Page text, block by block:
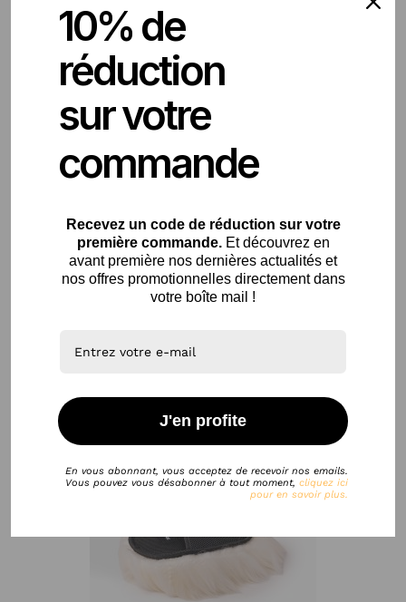
Shampoing Dégraissant &...
9,90 €
Nos clients ont également acheté
favorite_border
10% de
réduction
sur votre
commande
Recevez un code deréduction sur votre
première commande.Et découvrez en
avant première nos dernières actualités et
nos offres promotionnelles directement dans
votre boîte mail !
J'en profite
En vous abonnant, vous acceptez de recevoir nos emails.
Vous pouvez vous désabonner à tout moment, cliquez ici
pour en savoir plus.